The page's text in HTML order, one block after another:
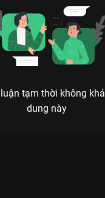
tạm thời không
dung này